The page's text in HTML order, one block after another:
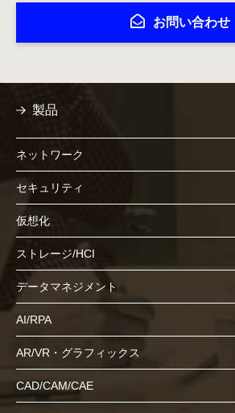
お問い合わせ
製品
ネットワーク
セキュリティ
仮想化
ストレージ/HCI
データマネジメント
AI/RPA
AR/VR・グラフィックス
CAD/CAM/CAE